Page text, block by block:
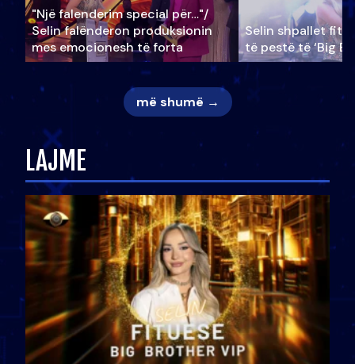
"Një falenderim special për…"/
Selin falënderon produksionin
mes emocionesh të forta
Selin shpallet
të pestë të ‘Big
më shumë →
LAJME